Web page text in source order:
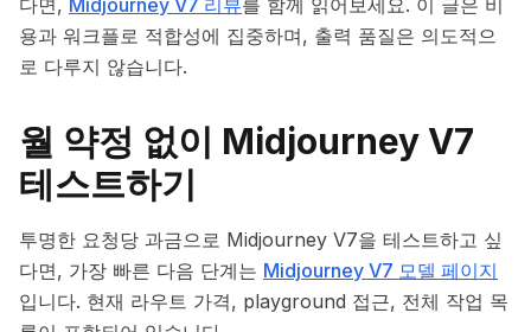
다면, Midjourney V7 리뷰를 함께 읽어보세요. 이 글은 비
용과 워크플로 적합성에 집중하며, 출력 품질은 의도적으
로 다루지 않습니다.
월 약정 없이 Midjourney V7
테스트하기
투명한 요청당 과금으로 Midjourney V7을 테스트하고 싶
다면, 가장 빠른 다음 단계는 Midjourney V7 모델 페이지
입니다. 현재 라우트 가격, playground 접근, 전체 작업 목